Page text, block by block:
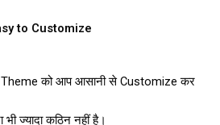
to Customize
को आप आसानी से Customize कर
ज्यादा कठिन नहीं है।